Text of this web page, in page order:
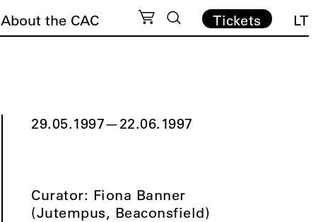
About the CAC Tickets LT
29.05.1997—22.06.1997
Curator: Fiona Banner
(Jutempus, Beaconsfield)